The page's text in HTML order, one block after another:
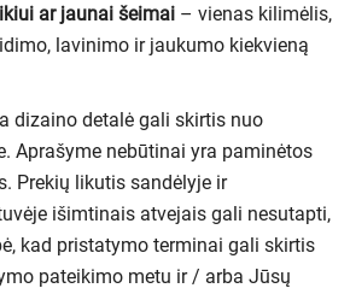
ar jaunai šeimai – vienas kilimėlis,
lavinimo ir jaukumo kiekvieną
dizaino detalė gali skirtis nuo
Aprašyme nebūtinai yra paminėtos
Prekių likutis sandėlyje ir
išimtinais atvejais gali nesutapti,
kad pristatymo terminai gali skirtis
pateikimo metu ir / arba Jūsų